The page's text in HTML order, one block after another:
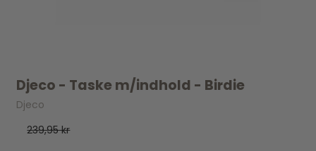
Djeco - Taske m/indhold - Birdie
Djeco
239,95 kr